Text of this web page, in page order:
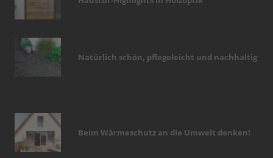
Natürlich schön, pflegeleicht und nachhaltig
Beim Wärmeschutz an die Umwelt denken!